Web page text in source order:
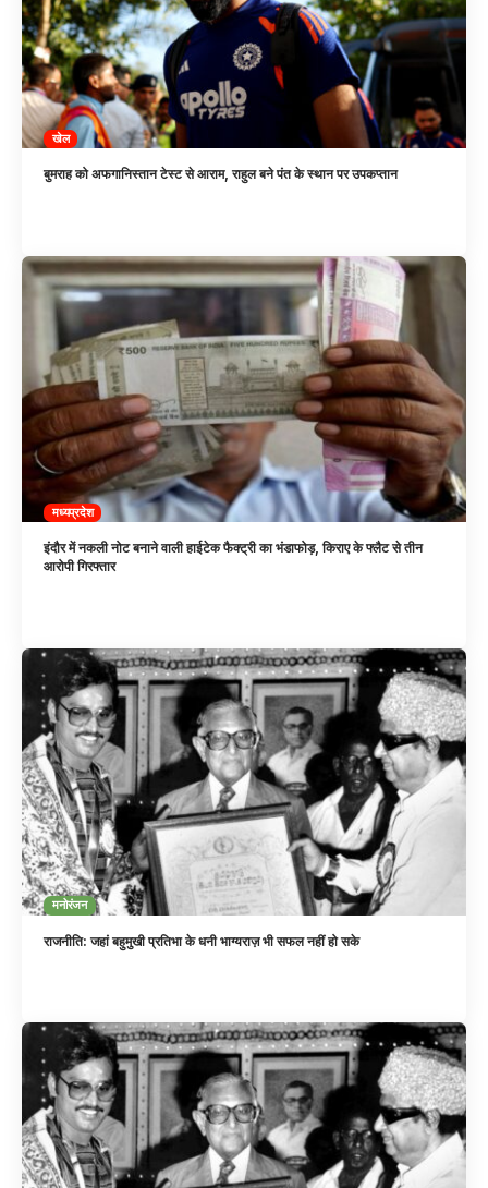
खेल
बुमराह को अफगानिस्तान टेस्ट से आराम, राहुल बने पंत के स्थान पर उपकप्तान
मध्यप्रदेश
इंदौर में नकली नोट बनाने वाली हाईटेक फैक्ट्री का भंडाफोड़, किराए के फ्लैट से तीन
आरोपी गिरफ्तार
मनोरंजन
राजनीति: जहां बहुमुखी प्रतिभा के धनी भाग्यराज़ भी सफल नहीं हो सके